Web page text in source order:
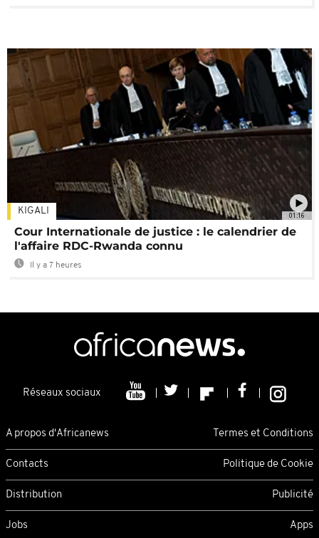
01:16
KIGALI
Cour Internationale de justice : le calendrier de
l'affaire RDC-Rwanda connu
Il y a 7 heures
Réseaux sociaux
A propos d'Africanews Termes et Conditions
Contacts Politique de Cookie
Distribution Publicité
Jobs Apps